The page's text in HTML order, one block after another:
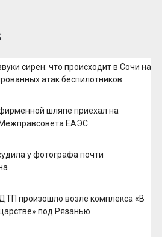
сирен: что происходит в Сочи на
атак беспилотников
шляпе приехал на
ЕАЭС
у фотографа почти
произошло возле комплекса «В
под Рязанью